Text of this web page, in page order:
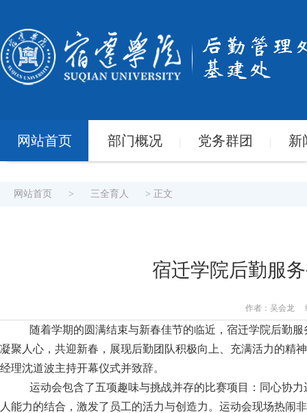
网站首页 部门概况 党务群团 新
网站首页 > 三全育人 > 正文
宿迁学院后勤服
作者：吴会龙
随着学期的圆满结束与新春佳节的临近，宿迁学院后勤服
凝聚人心，共迎新春，展现后勤团队积极向上、充满活力的精
经理沈道波主持开幕仪式并致辞。
运动会包含了五项趣味与挑战并存的比赛项目：同心协
人能力的结合，激发了员工的活力与创造力。运动会现场热闹